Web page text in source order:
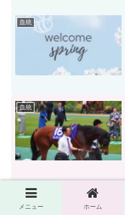
血統
血統
血統
メニュー ホーム